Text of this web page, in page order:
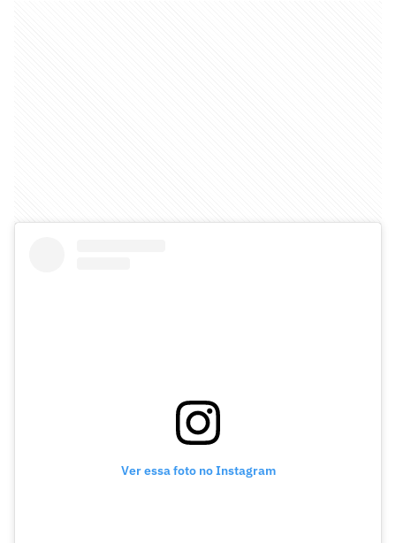
Ver essa foto no Instagram